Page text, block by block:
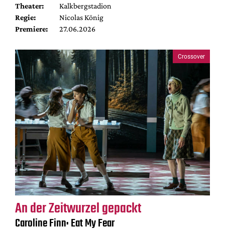
Theater:
Kalkbergstadion
Regie:
Nicolas König
Premiere:
27.06.2026
Crossover
An der Zeitwurzel gepackt
Caroline Finn: Eat My Fear